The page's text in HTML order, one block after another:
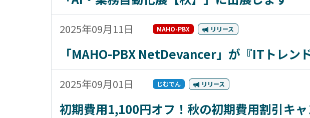
2025年09月11日 MAHO-PBX リリース
「MAHO-PBX NetDevancer」が『ITトレン
2025年09月01日 じむでん リリース
初期費用1,100円オフ！秋の初期費用割引キ